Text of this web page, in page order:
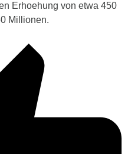
Erhoehung von etwa 450
Millionen.